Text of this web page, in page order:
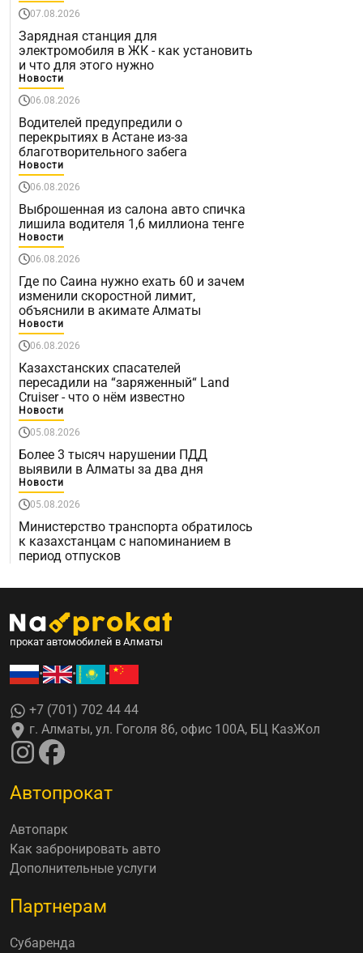
07.08.2026
Зарядная станция для
электромобиля в ЖК - как установить
и что для этого нужно
Новости
06.08.2026
Водителей предупредили о
перекрытиях в Астане из-за
благотворительного забега
Новости
06.08.2026
Выброшенная из салона авто спичка
лишила водителя 1,6 миллиона тенге
Новости
06.08.2026
Где по Саина нужно ехать 60 и зачем
изменили скоростной лимит,
объяснили в акимате Алматы
Новости
06.08.2026
Казахстанских спасателей
пересадили на “заряженный“ Land
Cruiser - что о нём известно
Новости
05.08.2026
Более 3 тысяч нарушении ПДД
выявили в Алматы за два дня
Новости
05.08.2026
Министерство транспорта обратилось
к казахстанцам с напоминанием в
период отпусков
прокат автомобилей в Алматы
• • •
+7 (701) 702 44 44
г. Алматы, ул. Гоголя 86, офис 100А, БЦ КазЖол
Автопрокат
Автопарк
Как забронировать авто
Дополнительные услуги
Партнерам
Субаренда